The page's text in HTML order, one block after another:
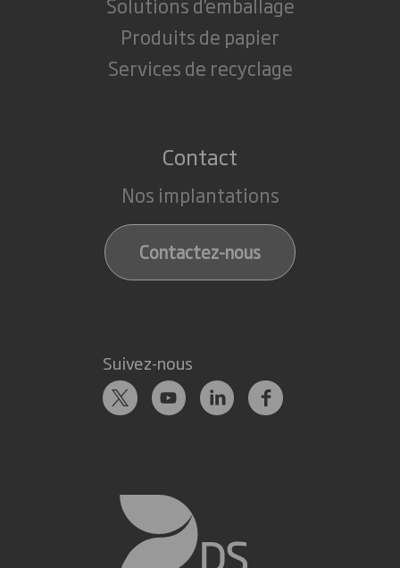
Produits de papier
Services de recyclage
Contact
Nos implantations
Contactez-nous
Suivez-nous